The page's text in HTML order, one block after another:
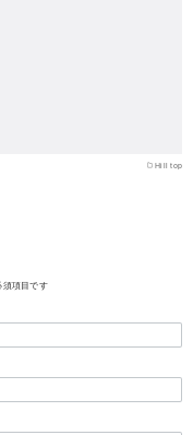
Hill top
須項目です